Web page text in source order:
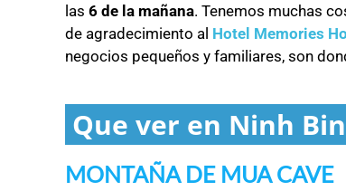
las 6 de la mañana. Tenemos muchas
de agradecimiento al Hotel Memories
negocios pequeños y familiares, son
Que ver en Ninh
MONTAÑA DE MUA CAVE